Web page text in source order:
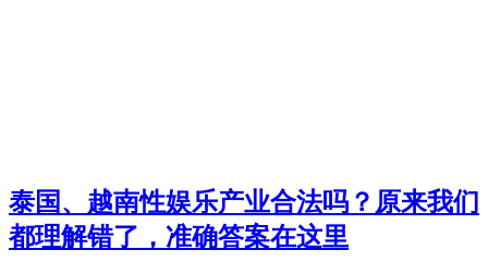
泰国、越南性娱乐产业合法吗？原来我们
都理解错了，准确答案在这里